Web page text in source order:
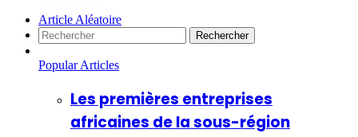
Article Aléatoire
Rechercher
Popular Articles
Les premières entreprises
africaines de la sous-région